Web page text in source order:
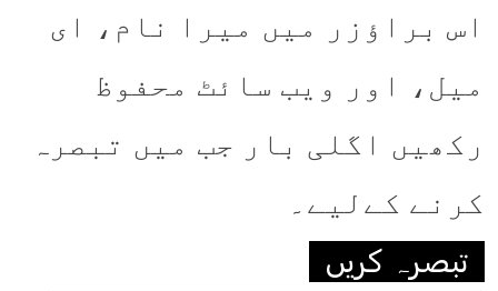
اس براؤزر میں میرا نام، ای
میل، اور ویب سائٹ محفوظ
رکھیں اگلی بار جب میں تبصرہ
کرنے کےلیے۔